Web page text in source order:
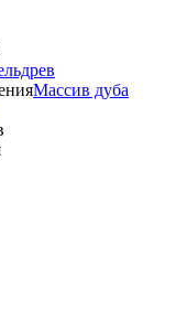
Массив дуба